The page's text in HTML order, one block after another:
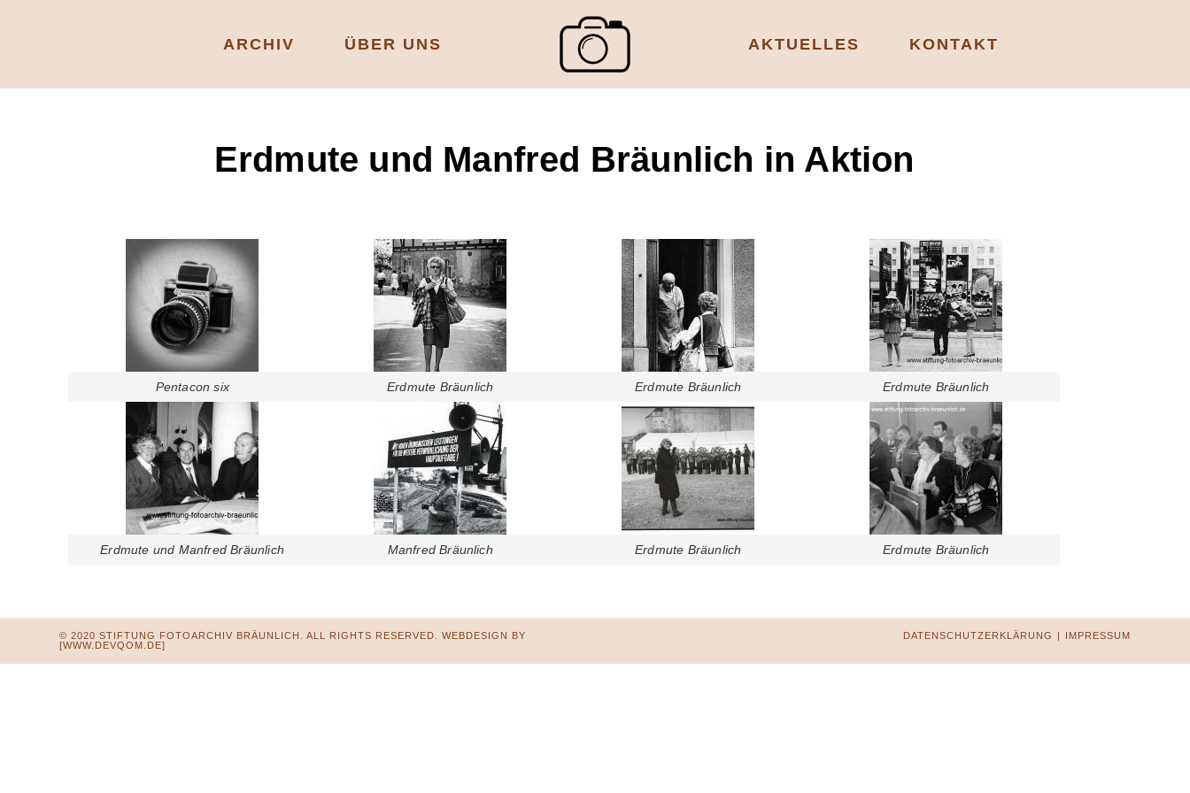
ARCHIV ÜBER UNS AKTUELLES KONTAKT
Erdmute und Manfred Bräunlich in Aktion
Pentacon six Erdmute Bräunlich Erdmute Bräunlich Erdmute Bräunlich
Erdmute und Manfred Bräunlich Manfred Bräunlich Erdmute Bräunlich Erdmute Bräunlich
DATENSCHUTZERKLÄRUNG IMPRESSUM
© 2020 STIFTUNG FOTOARCHIV BRÄUNLICH. ALL RIGHTS RESERVED. WEBDESIGN BY
[WWW.DEVQOM.DE]